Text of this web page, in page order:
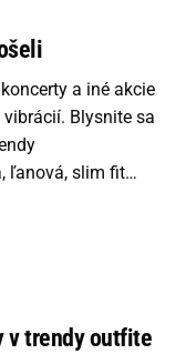
a iné akcie
Blysnite sa
ľanová, slim fit…
v trendy outfite